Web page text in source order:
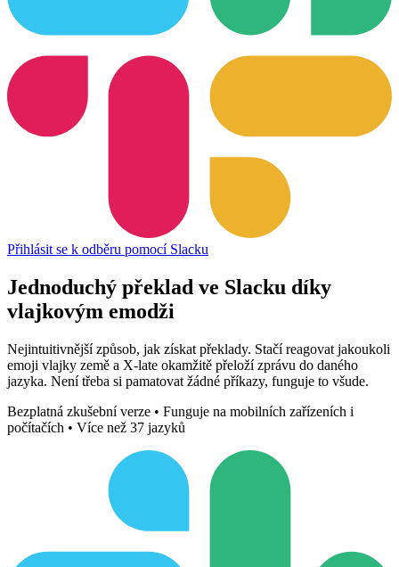
Přihlásit se k odběru pomocí Slacku
Jednoduchý překlad ve Slacku díky
vlajkovým emodži
Nejintuitivnější způsob, jak získat překlady. Stačí reagovat jakoukoli
emoji vlajky země a X-late okamžitě přeloží zprávu do daného
jazyka. Není třeba si pamatovat žádné příkazy, funguje to všude.
Bezplatná zkušební verze • Funguje na mobilních zařízeních i
počítačích • Více než 37 jazyků